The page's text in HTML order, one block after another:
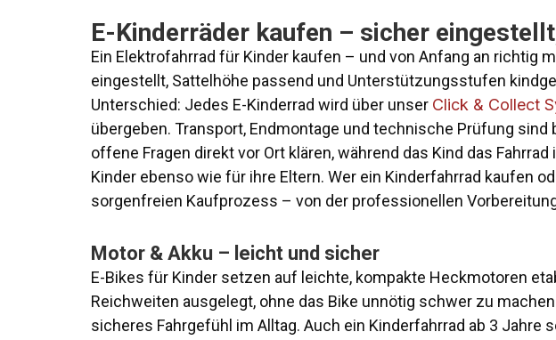
E-Kinderräder kaufen – sicher
Ein Elektrofahrrad für Kinder kaufen – und von Anfang an richtig
eingestellt, Sattelhöhe passend und Unterstützungsstufen
Unterschied: Jedes E-Kinderrad wird über unser Click & Collect
übergeben. Transport, Endmontage und technische Prüfung
offene Fragen direkt vor Ort klären, während das Kind das
Kinder ebenso wie für ihre Eltern. Wer ein Kinderfahrrad kaufen
sorgenfreien Kaufprozess – von der professionellen
Motor & Akku – leicht und sicher
E-Bikes für Kinder setzen auf leichte, kompakte Heckmotoren
Reichweiten ausgelegt, ohne das Bike unnötig schwer zu
sicheres Fahrgefühl im Alltag. Auch ein Kinderfahrrad ab 3